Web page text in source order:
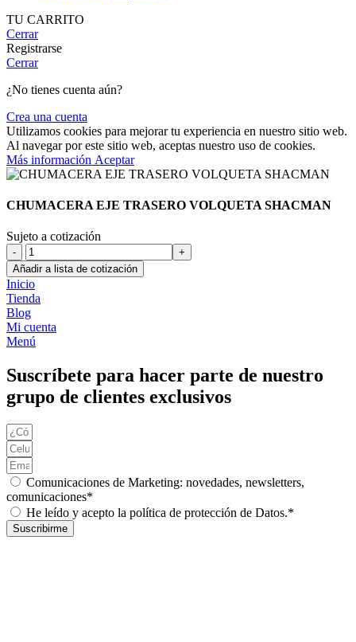
TU CARRITO
Cerrar
Registrarse
Cerrar
¿No tienes cuenta aún?
Crea una cuenta
Utilizamos cookies para mejorar tu experiencia en nuestro sitio web.
Al navegar por este sitio web, aceptas nuestro uso de cookies.
Más información Más
información
Aceptar
CHUMACERA EJE TRASERO VOLQUETA SHACMAN
Sujeto a cotización
CHUMACERA
EJE
TRASERO
VOLQUETA
SHACMAN
cantidad
Añadir a lista de cotización
Inicio
Tienda
Blog
Mi cuenta
Menú
Suscríbete para hacer parte de nuestro
grupo de clientes exclusivos
Comunicaciones de Marketing: novedades, newsletters,
comunicaciones*
He leído y acepto la política de protección de Datos.*
Suscribirme